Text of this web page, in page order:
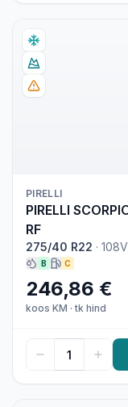
PIRELLI
PIRELLI
RF
275/40 R22 · 108V
B C
246,86 €
koos KM ·tk hind